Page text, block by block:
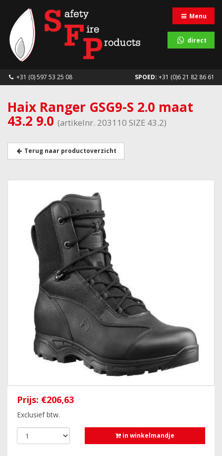
Menu
direct
+31 (0) 597 53 25 08 SPOED: +31 (0)6 21 82 86 61
Haix Ranger GSG9-S 2.0 maat
43.2 9.0 (artikelnr. 203110 SIZE 43.2)
Terug naar productoverzicht
Prijs: €206,63
Exclusief btw.
in winkelmandje